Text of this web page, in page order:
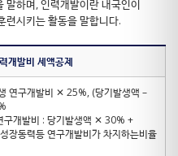
말하며, 인력개발이란 내국인이
련시키는 활동을 말합니다.
개발비 세액공제
연구개발비 ✕ 25%, (당기발생액 –
구개발비 : 당기발생액 ✕ 30% +
장동력등 연구개발비가 차지하는비율